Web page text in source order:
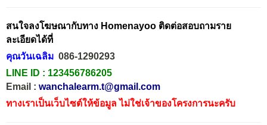
สนใจลงโฆษณากับทาง Homenayoo ติดต่อสอบถามราย
ละเอียดได้ที่
คุณวันเฉลิม 086-1290293
LINE ID : 123456786205
Email : wanchalearm.t@gmail.com
ทางเราเป็นเว็บไซต์ให้ข้อมูล ไม่ใช่เจ้าของโครงการนะครับ